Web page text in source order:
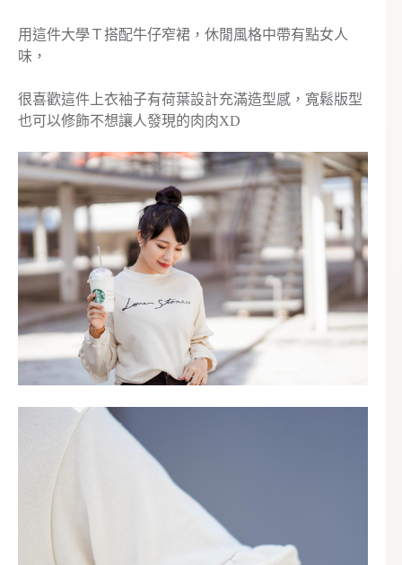
用這件大學Ｔ搭配牛仔窄裙，休閒風格中帶有點女人
味，
很喜歡這件上衣袖子有荷葉設計充滿造型感，寬鬆版型
也可以修飾不想讓人發現的肉肉XD